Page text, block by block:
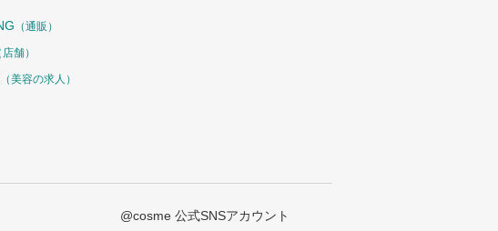
（通販）
店舗）
（美容の求人）
@cosme 公式SNSアカウント